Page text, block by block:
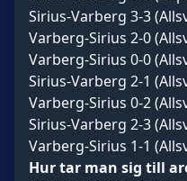
Sirius-Varberg 3-3
Varberg-Sirius 2-0
Varberg-Sirius 0-0
Sirius-Varberg 2-1
Varberg-Sirius 0-2
Sirius-Varberg 2-3
Varberg-Sirius 1-1
Hur tar man sig till